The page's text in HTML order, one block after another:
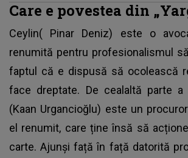
Care e povestea din
Ceylin( Pinar Deniz) este o
renumită pentru profesionalismul
faptul că e dispusă să ocolească
face dreptate. De cealaltă parte a
(Kaan Urgancioğlu) este un
el renumit, care ține însă să
carte. Ajunși față în față datorită